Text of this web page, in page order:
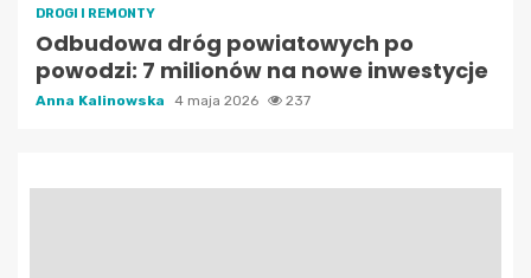
DROGI I REMONTY
Odbudowa dróg powiatowych po
powodzi: 7 milionów na nowe inwestycje
Anna Kalinowska 4 maja 2026 237